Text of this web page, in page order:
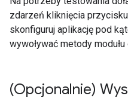
zdarzeń kliknięcia
skonfiguruj aplikację pod
wywoływać metody
(Opcjonalnie)